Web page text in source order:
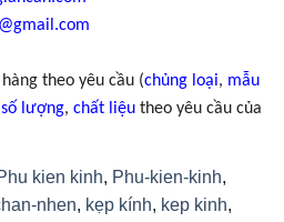
theo yêu cầu (chủng loại, mẫu
số lượng, chất liệu theo yêu cầu của
kien kinh, Phu-kien-kinh,
nhen, kẹp kính, kep kinh,